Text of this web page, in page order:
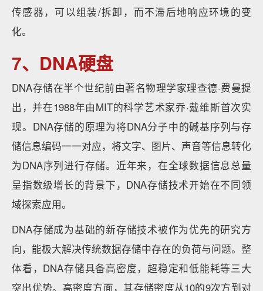
传感器，可以组装/拆卸，而不滞后地响应环境的变
化。
7、DNA硬盘
DNA存储在半个世纪前由著名物理学家理查德·费曼提
出，并在1988年由MIT的科学艺术家乔·戴维斯首次实
现。DNA存储的原理为将DNA分子中的碱基序列与存
储信息编码一一对应，将文字、图片、声音等信息转化
为DNA序列进行存储。近年来，在全球数据信息总量
呈指数级增长的背景下，DNA存储技术开始在不同领
域探索应用。
DNA存储成为基础的新存储技术被作为优先的研究方
向，能极大解决传统数据存储中存在的负荷与问题。整
体看，DNA存储具备高密度，超稳定和低能耗等三大
突出优势。高密度方面，其存储密度从10的9次方到对